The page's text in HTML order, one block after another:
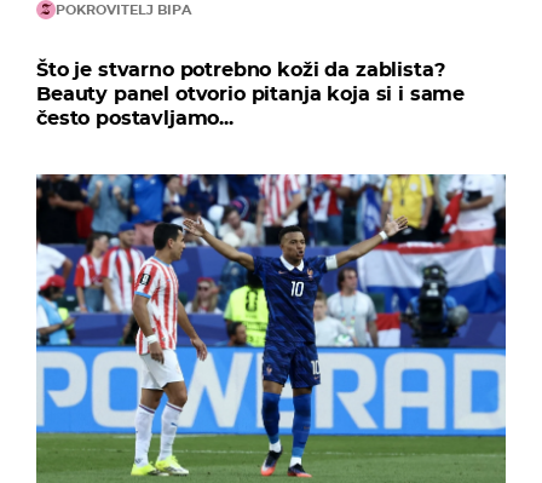
POKROVITELJ BIPA
Što je stvarno potrebno koži da zablista?
Beauty panel otvorio pitanja koja si i same
često postavljamo...